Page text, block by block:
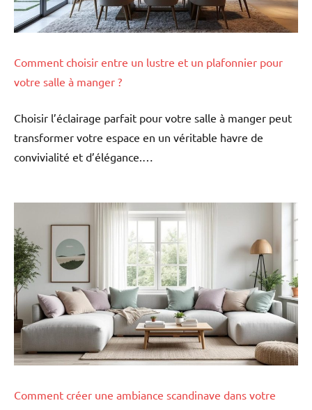
Comment choisir entre un lustre et un plafonnier pour
votre salle à manger ?
Choisir l’éclairage parfait pour votre salle à manger peut
transformer votre espace en un véritable havre de
convivialité et d’élégance.…
Comment créer une ambiance scandinave dans votre